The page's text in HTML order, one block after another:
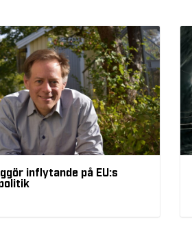
inflytande på EU:s